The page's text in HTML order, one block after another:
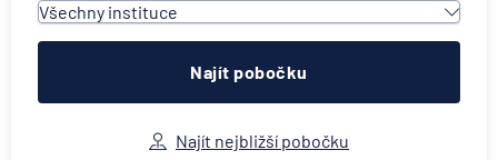
Všechny instituce
Všechny instituce
ACE European Group Ltd
Allianz penzijní společnost
Najít pobočku
Najít nejbližší pobočku